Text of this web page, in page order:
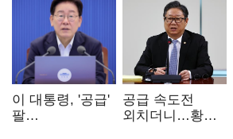
이 대통령, '공급'
팔
공급 속도전
외치더니…황희,